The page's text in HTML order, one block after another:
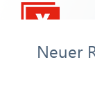
Neuer